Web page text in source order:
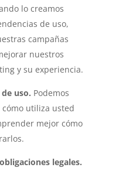
lo creamos
de uso,
campañas
nuestros
y su experiencia.
uso. Podemos
utiliza usted
mejor cómo
legales.